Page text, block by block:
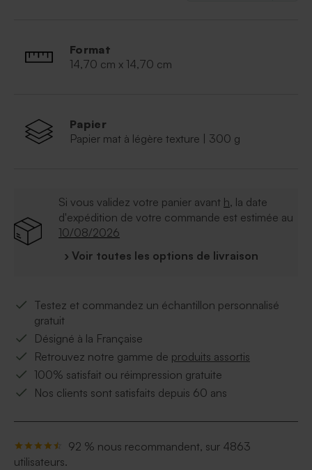
Format
14,70 cm x 14,70 cm
Papier
Papier mat à légère texture | 300 g
Si vous validez votre panier avant h, la date
d'expédition de votre commande est estimée au
10/08/2026
› Voir toutes les options de livraison
Testez et commandez un échantillon personnalisé
gratuit
Désigné à la Française
Retrouvez notre gamme de produits assortis
100% satisfait ou réimpression gratuite
Nos clients sont satisfaits depuis 60 ans
92 % nous recommandent, sur 4863
utilisateurs.